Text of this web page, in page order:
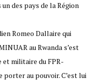
des pays de la Région
Romeo Dallaire qui
au Rwanda s’est
militaire du FPR-
au pouvoir. C’est lui